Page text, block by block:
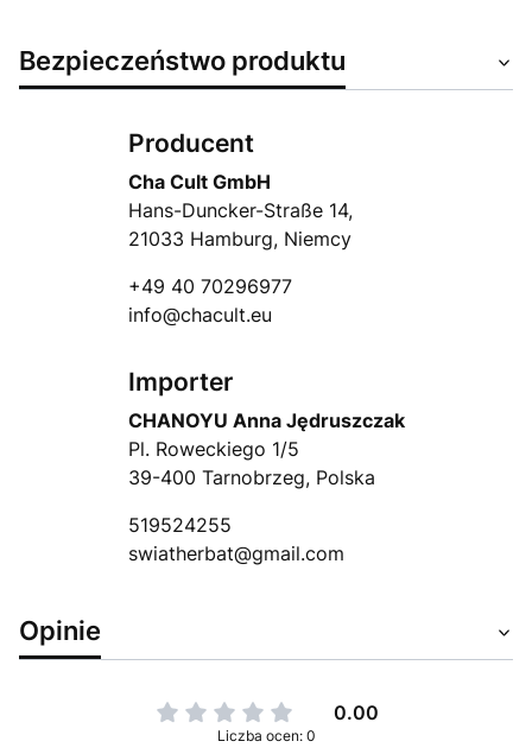
Bezpieczeństwo produktu
Producent
Cha Cult GmbH
Hans-Duncker-Straße 14,
21033 Hamburg, Niemcy
+49 40 70296977
info@chacult.eu
Importer
CHANOYU Anna Jędruszczak
Pl. Roweckiego 1/5
39-400 Tarnobrzeg, Polska
519524255
swiatherbat@gmail.com
Opinie
0.00
Liczba ocen: 0